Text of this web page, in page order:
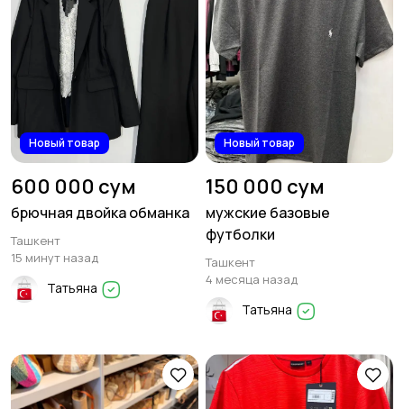
Новый товар
600 000 сум
брючная двойка обманка
Ташкент
15 минут назад
Татьяна
Новый товар
150 000 сум
мужские базовые
футболки
Ташкент
4 месяца назад
Татьяна